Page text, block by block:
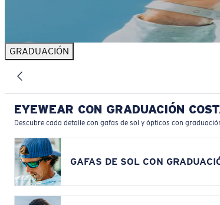
GRADUACIÓN
EYEWEAR CON GRADUACIÓN
Descubre cada detalle con gafas de sol y ópticos con
GAFAS DE SOL CON